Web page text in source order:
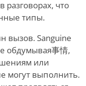
что
типы.
вызов. Sanguine
обдумывая事情,
или
могут выполнить.